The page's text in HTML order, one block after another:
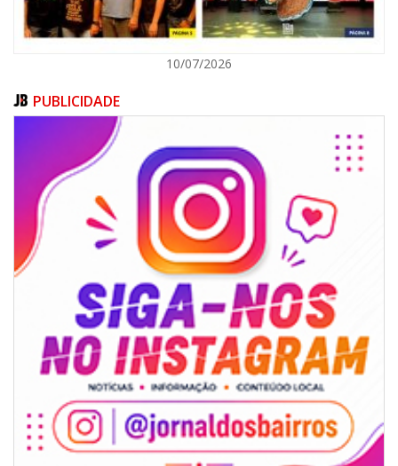
06/08/2026 | 18:18
Programa de IST/Aids e Hepatites Virais faz testagem rápida em frente
ao CIS
GERAL
10/07/2026
PUBLICIDADE